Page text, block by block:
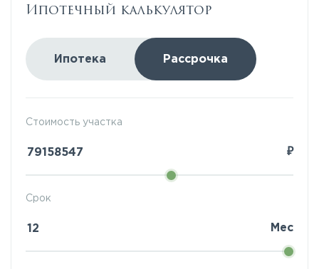
Ипотечный калькулятор
Ипотека Рассрочка
Стоимость участка
₽
Срок
Мес